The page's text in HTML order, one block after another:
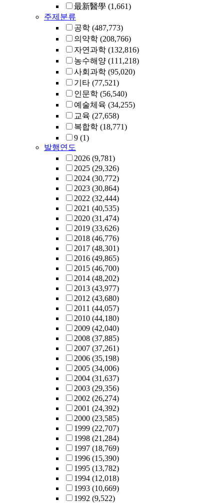
最新醫學 (1,661)
주제분류
공학 (487,773)
의약학 (208,766)
자연과학 (132,816)
농수해양 (111,218)
사회과학 (95,020)
기타 (77,521)
인문학 (56,540)
예술체육 (34,255)
교육 (27,658)
복합학 (18,771)
9 (1)
발행연도
2026 (9,781)
2025 (29,326)
2024 (30,772)
2023 (30,864)
2022 (32,444)
2021 (40,535)
2020 (31,474)
2019 (33,626)
2018 (46,776)
2017 (48,301)
2016 (49,865)
2015 (46,700)
2014 (48,202)
2013 (43,977)
2012 (43,680)
2011 (44,057)
2010 (44,180)
2009 (42,040)
2008 (37,885)
2007 (37,261)
2006 (35,198)
2005 (34,006)
2004 (31,637)
2003 (29,356)
2002 (26,274)
2001 (24,392)
2000 (23,585)
1999 (22,707)
1998 (21,284)
1997 (18,769)
1996 (15,390)
1995 (13,782)
1994 (12,018)
1993 (10,669)
1992 (9,522)